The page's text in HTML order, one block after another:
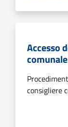
Accesso
comunale
consigliere